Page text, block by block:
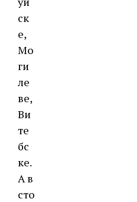
ск
е,
Мо
ги
ле
ве,
Ви
те
бс
ке.
А в
сто